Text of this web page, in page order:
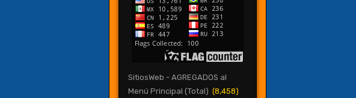
SitiosWeb - AGREGADOS al
Menú Principal (Total) (8,458)